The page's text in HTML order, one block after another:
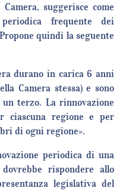
suggerisce come
frequente dei
quindi la seguente
durano in carica 6 anni
Camera stessa) e sono
terzo. La rinnovazione
ciascuna regione e per
di ogni regione».
periodica di una
rispondere allo
legislativa del